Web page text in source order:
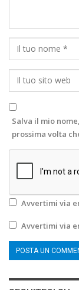
Salva il mio
prossima volta
Avvertimi via
Avvertimi via